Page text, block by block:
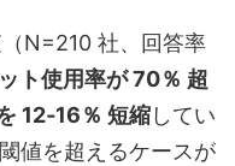
N=210 社、回答率
ト使用率が 70％ 超
12‑16％ 短縮してい
値を超えるケースが